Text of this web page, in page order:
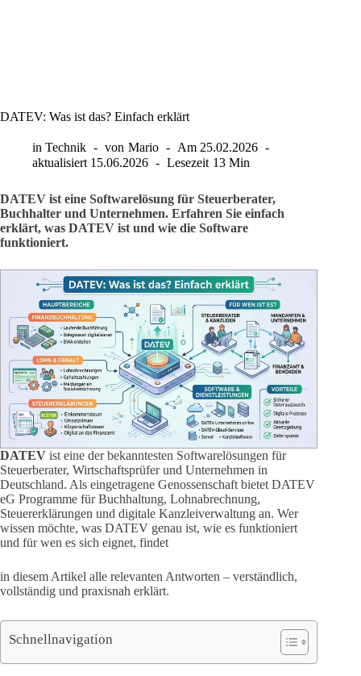
DATEV: Was ist das? Einfach erklärt
in Technik von Mario Am 25.02.2026
aktualisiert 15.06.2026 Lesezeit 13 Min
DATEV ist eine Softwarelösung für Steuerberater,
Buchhalter und Unternehmen. Erfahren Sie einfach
erklärt, was DATEV ist und wie die Software
funktioniert.
DATEV ist eine der bekanntesten Softwarelösungen für
Steuerberater, Wirtschaftsprüfer und Unternehmen in
Deutschland. Als eingetragene Genossenschaft bietet DATEV
eG Programme für Buchhaltung, Lohnabrechnung,
Steuererklärungen und digitale Kanzleiverwaltung an. Wer
wissen möchte, was DATEV genau ist, wie es funktioniert
und für wen es sich eignet, findet
in diesem Artikel alle relevanten Antworten – verständlich,
vollständig und praxisnah erklärt.
Schnellnavigation